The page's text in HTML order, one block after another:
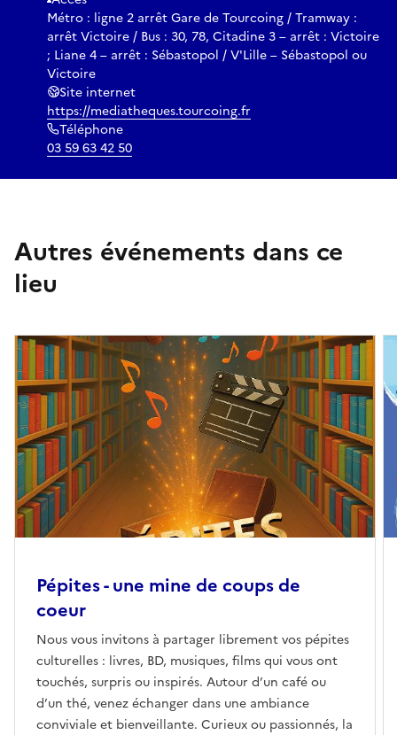
Métro : ligne 2 arrêt Gare de Tourcoing / Tramway :
arrêt Victoire / Bus : 30, 78, Citadine 3 – arrêt : Victoire
; Liane 4 – arrêt : Sébastopol / V'Lille – Sébastopol ou
Victoire
Site internet
https://mediatheques.tourcoing.fr
Téléphone
03 59 63 42 50
Autres événements dans ce
lieu
Pépites - une mine de coups de
coeur
Nous vous invitons à partager librement vos pépites
culturelles : livres, BD, musiques, films qui vous ont
touchés, surpris ou inspirés. Autour d’un café ou
d’un thé, venez échanger dans une ambiance
conviviale et bienveillante. Curieux ou passionnés, la